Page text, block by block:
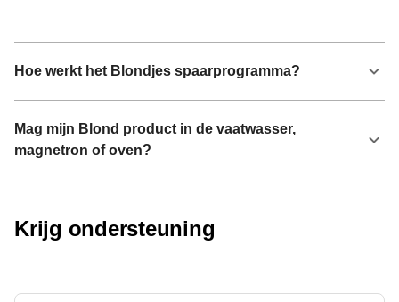
Hoe werkt het Blondjes spaarprogramma?
Mag mijn Blond product in de vaatwasser,
magnetron of oven?
Krijg ondersteuning